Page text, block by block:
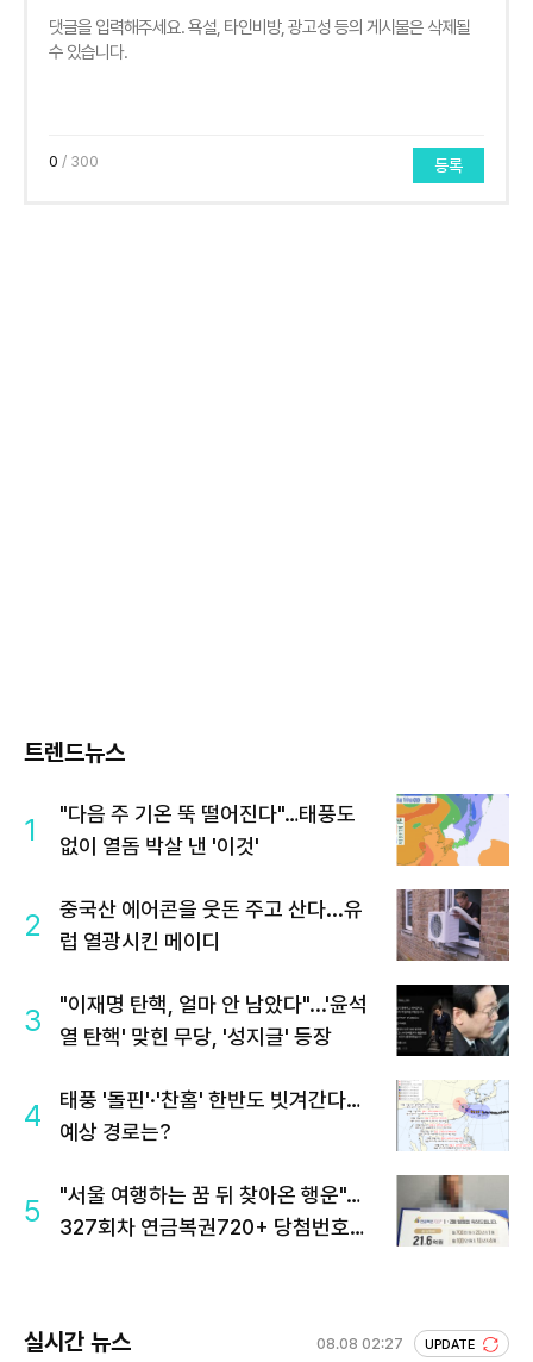
0 / 300 등록
트렌드뉴스
1
"다음 주 기온 뚝 떨어진다"…태풍도
없이 열돔 박살 낸 '이것'
2
중국산 에어콘을 웃돈 주고 산다...유
럽 열광시킨 메이디
3
"이재명 탄핵, 얼마 안 남았다"...'윤석
열 탄핵' 맞힌 무당, '성지글' 등장
4
태풍 '돌핀'·'찬홈' 한반도 빗겨간다…
예상 경로는?
5
"서울 여행하는 꿈 뒤 찾아온 행운"…
327회차 연금복권720+ 당첨번호조
실시간 뉴스 08.08 02:27 UPDATE